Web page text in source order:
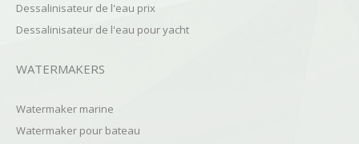
Dessalinisateur de l'eau prix
Dessalinisateur de l'eau pour yacht
WATERMAKERS
Watermaker marine
Watermaker pour bateau